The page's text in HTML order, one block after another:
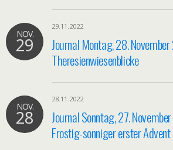
NOV.
29
29.11.2022
Journal Montag, 28.
Theresienwiesenblicke
NOV.
28
28.11.2022
Journal Sonntag, 27.
Frostig-sonniger erster Advent